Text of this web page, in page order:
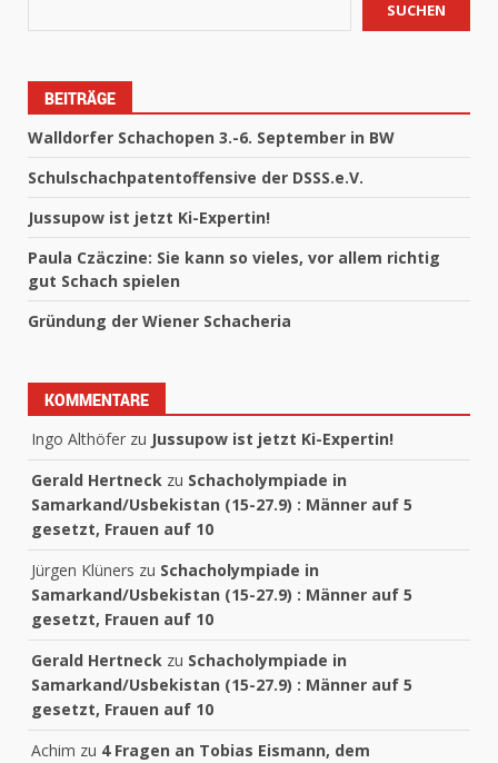
SUCHEN
BEITRÄGE
Walldorfer Schachopen 3.-6. September in BW
Schulschachpatentoffensive der DSSS.e.V.
Jussupow ist jetzt Ki-Expertin!
Paula Czäczine: Sie kann so vieles, vor allem richtig
gut Schach spielen
Gründung der Wiener Schacheria
KOMMENTARE
Ingo Althöfer zu Jussupow ist jetzt Ki-Expertin!
Gerald Hertneck zu Schacholympiade in
Samarkand/Usbekistan (15-27.9) : Männer auf 5
gesetzt, Frauen auf 10
Jürgen Klüners zu Schacholympiade in
Samarkand/Usbekistan (15-27.9) : Männer auf 5
gesetzt, Frauen auf 10
Gerald Hertneck zu Schacholympiade in
Samarkand/Usbekistan (15-27.9) : Männer auf 5
gesetzt, Frauen auf 10
Achim zu 4 Fragen an Tobias Eismann, dem